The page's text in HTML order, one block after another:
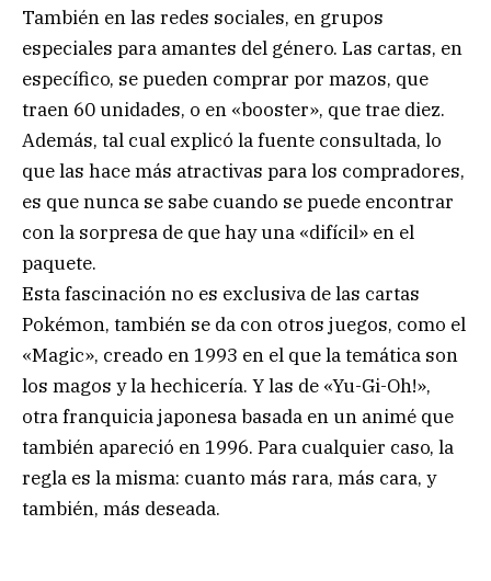
También en las redes sociales, en grupos
especiales para amantes del género. Las cartas, en
específico, se pueden comprar por mazos, que
traen 60 unidades, o en «booster», que trae diez.
Además, tal cual explicó la fuente consultada, lo
que las hace más atractivas para los compradores,
es que nunca se sabe cuando se puede encontrar
con la sorpresa de que hay una «difícil» en el
paquete.
Esta fascinación no es exclusiva de las cartas
Pokémon, también se da con otros juegos, como el
«Magic», creado en 1993 en el que la temática son
los magos y la hechicería. Y las de «Yu-Gi-Oh!»,
otra franquicia japonesa basada en un animé que
también apareció en 1996. Para cualquier caso, la
regla es la misma: cuanto más rara, más cara, y
también, más deseada.